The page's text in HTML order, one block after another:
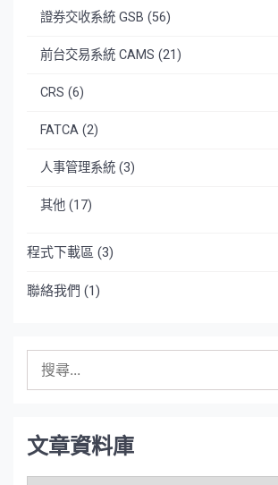
證券交收系統 GSB (56)
前台交易系統 CAMS (21)
CRS (6)
FATCA (2)
人事管理系統 (3)
其他 (17)
程式下載區 (3)
聯絡我們 (1)
字:
文章資料庫